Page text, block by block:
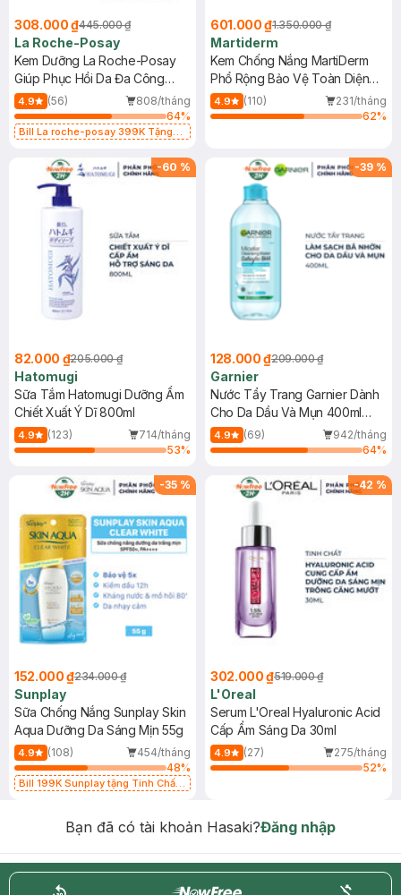
308.000 ₫445.000 ₫
La Roche-Posay
Kem Dưỡng La Roche-Posay
Giúp Phục Hồi Da Đa Công
Dụng 40ml
4.9 (56)
808/tháng
64%
Bill La roche-posay 399K Tặng
(SL có hạn)
601.000 ₫1.350.000 ₫
Martiderm
Kem Chống Nắng MartiDerm
Phổ Rộng Bảo Vệ Toàn Diện
40ml
4.9 (110)
231/tháng
62%
-60 %
82.000 ₫205.000 ₫
Hatomugi
Sữa Tắm Hatomugi Dưỡng Ẩm
Chiết Xuất Ý Dĩ 800ml
4.9 (123)
714/tháng
53%
-39 %
128.000 ₫209.000 ₫
Garnier
Nước Tẩy Trang Garnier Dành
Cho Da Dầu Và Mụn 400ml
(Mới)
4.9 (69)
942/tháng
64%
-35 %
152.000 ₫234.000 ₫
Sunplay
Sữa Chống Nắng Sunplay Skin
Aqua Dưỡng Da Sáng Mịn 55g
4.9 (108)
454/tháng
48%
Bill 199K Sunplay tặng Tinh Chất
-42 %
302.000 ₫519.000 ₫
L'Oreal
Serum L'Oreal Hyaluronic Acid
Cấp Ẩm Sáng Da 30ml
4.9 (27)
275/tháng
52%
Bạn đã có tài khoản Hasaki?Đăng nhập